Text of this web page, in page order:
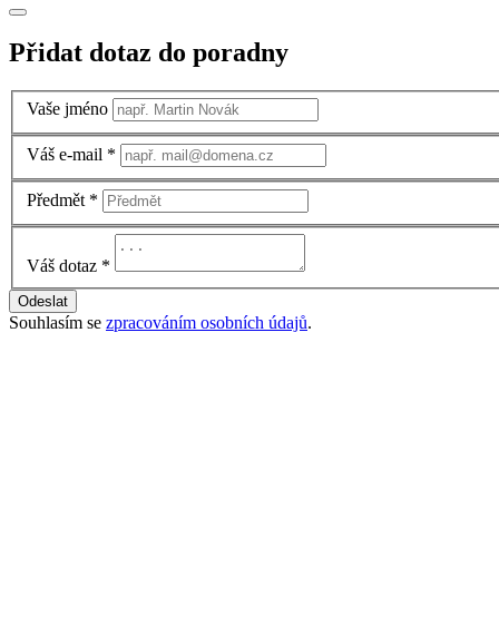
Přidat dotaz do poradny
Vaše jméno
Váš e-mail *
Předmět *
Váš dotaz *
Odeslat
Souhlasím se zpracováním osobních údajů.